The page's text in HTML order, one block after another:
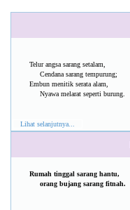
Telur angsa sarang setalam,
Cendana sarang tempurung;
Embun menitik serata alam,
Nyawa melarat seperti burung.
Lihat selanjutnya...
Rumah tinggal sarang hantu,
orang bujang sarang fitnah.